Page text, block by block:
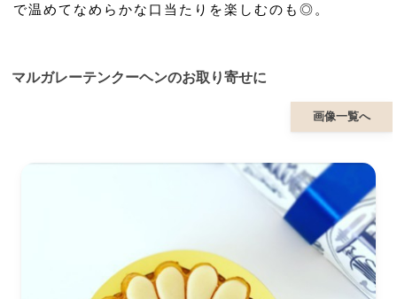
で温めてなめらかな口当たりを楽しむのも◎。
マルガレーテンクーヘンのお取り寄せに
画像一覧へ